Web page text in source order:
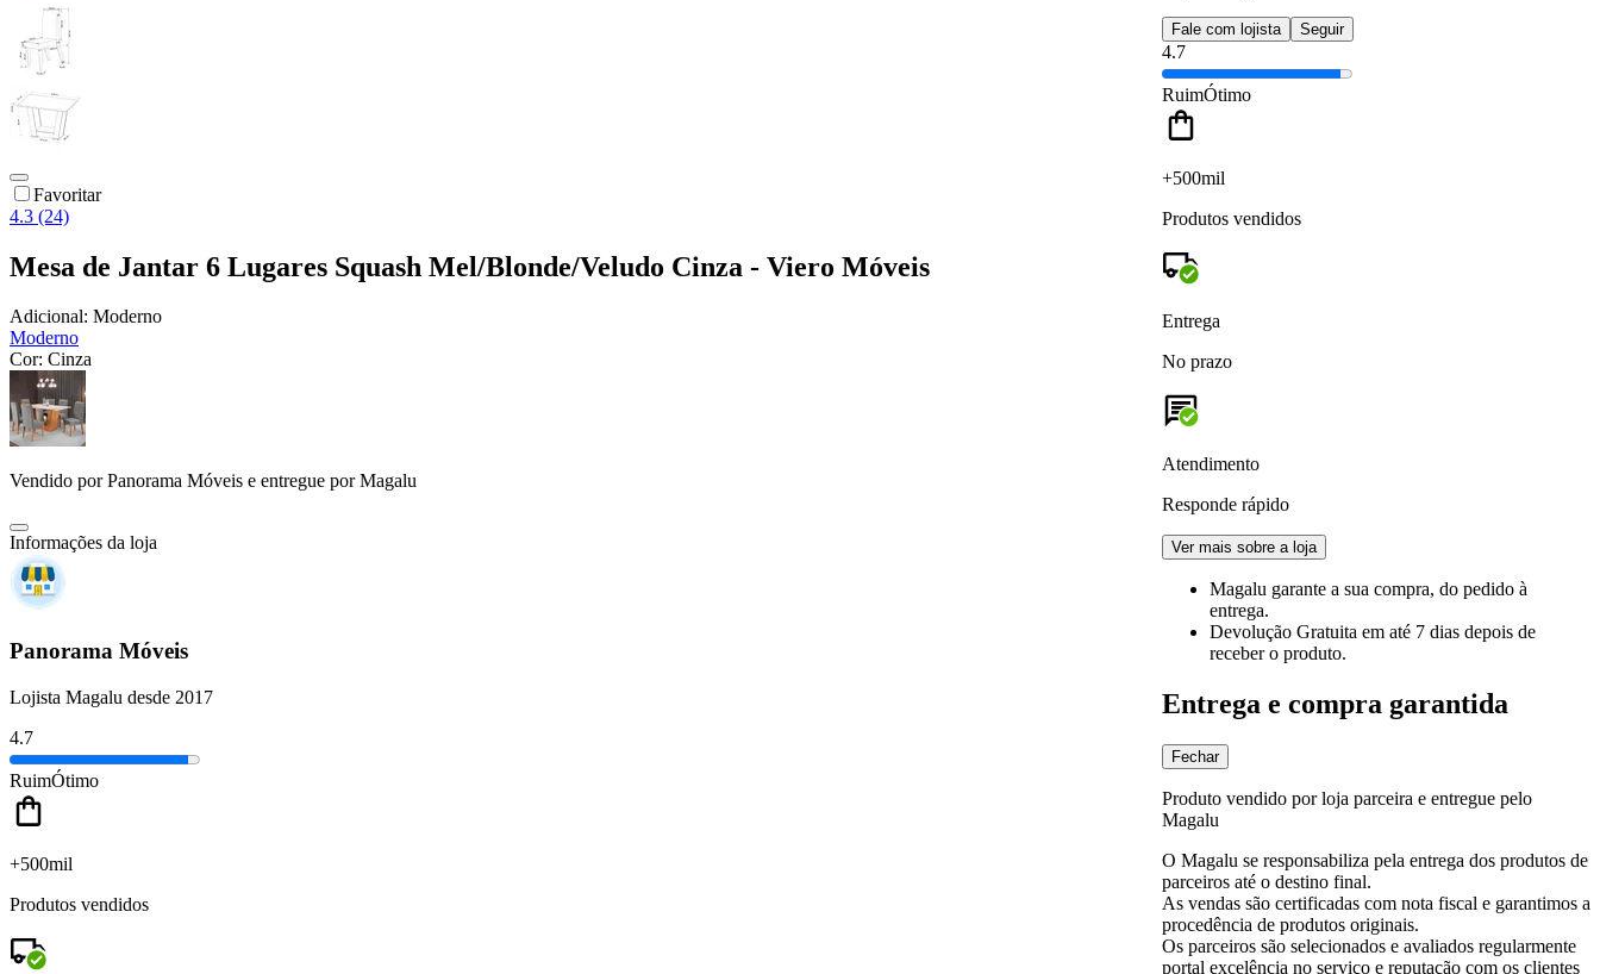
Favoritar
4.3 (24)
Mesa de Jantar 6 Lugares Squash Mel/Blonde/Veludo Cinza - Viero Móveis
Adicional: Moderno
Moderno
Cor: Cinza
Vendido porPanorama Móveis e entregue por Magalu
Informações da loja
Panorama Móveis
Lojista Magalu desde 2017
4.7
RuimÓtimo
+500mil
Produtos vendidos
Fale com lojista Seguir
4.7
RuimÓtimo
+500mil
Produtos vendidos
Entrega
No prazo
Atendimento
Responde rápido
Ver mais sobre a loja
Magalu garante a sua compra, do pedido à
entrega.
Devolução Gratuita em até 7 dias depois de
receber o produto.
Entrega e compra garantida
Fechar
Produto vendido por loja parceira e entregue pelo
Magalu
O Magalu se responsabiliza pela entrega dos produtos de
parceiros até o destino final.
As vendas são certificadas com nota fiscal e garantimos a
procedência de produtos originais.
Os parceiros são selecionados e avaliados regularmente
portal excelência no serviço e reputação com os clientes